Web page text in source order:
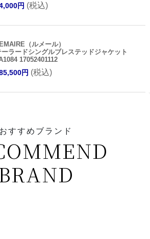
円 (税込)
（ルメール）
ーラードシングルブレステッドジャケット
17052401112
円 (税込)
おすすめブランド